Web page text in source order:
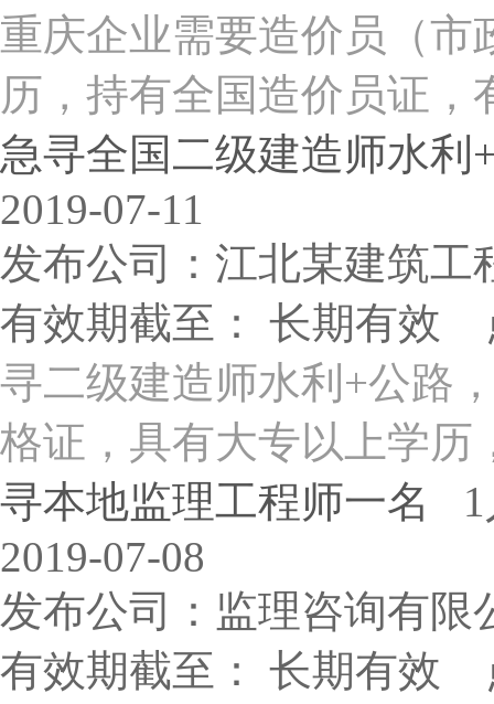
重庆企业需要造价员（市
历，持有全国造价员证，
急寻全国二级建造师水利
2019-07-11
发布公司：江北某建筑工
有效期截至： 长期有效
寻二级建造师水利+公路
格证，具有大专以上学历
寻本地监理工程师一名
1
2019-07-08
发布公司：监理咨询有限
有效期截至： 长期有效